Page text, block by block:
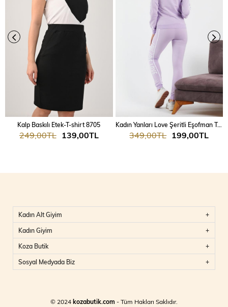
Kalp Baskılı Etek-T-shirt 8705
139,00TL
249,00TL
Kadın Yanları Love Şeritli Eşofman Takım 7025
199,00TL
349,00TL
Kadın Alt Giyim
Kadın Giyim
Koza Butik
Sosyal Medyada Biz
© 2024kozabutik.com - Tüm Hakları Saklıdır.